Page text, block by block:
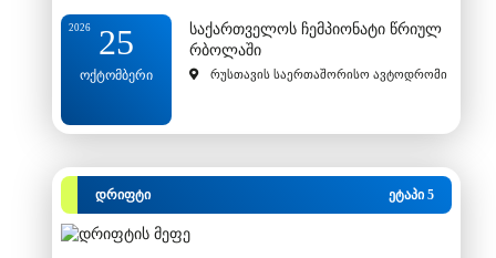
25
ოქტომბერი
2026
საქართველოს ჩემპიონატი წრიულ
რბოლაში
რუსთავის საერთაშორისო ავტოდრომი
დრიფტი ეტაპი 5